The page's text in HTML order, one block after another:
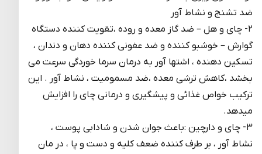
ضد تشنج و نشاط آور
۲- چای و هل – ضد گاز معده و روده ،تقویت کننده دستگاه
گوارش – خوشبو کننده و ضد عفونی کننده دهان و دندان ،
تسکین دهنده ، اشتها آور به درمان سرما خوردگی سرعت می
بخشد ،کاهش ترشی معده ،ضد مسمومیت ، نشاط آور . این
ترکیب خواص غذائی و پیشگیری و درمانی چای را افزایش
میدهد.
۳- چای و دارچین :باعث جوان شدن و شادابی پوست ،
نشاط آور ، بر طرف کننده ضعف کلیه و دست و پا ، در مان